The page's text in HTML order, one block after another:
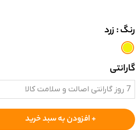
رنگ: زرد
گارانتی
7 روز گارانتی اصالت و سلامت کالا
+ افزودن به سبد خرید